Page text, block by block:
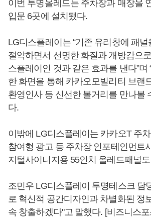
이번 투명올레드는 주차장과 매장을
입문 6곳에 설치됐다.
LG디스플레이는 “기존 유리창에 패
절약하면서 선명한 화질과 개방감으
스플레이인 것과 같은 효과를 낸다”며
한 화면을 통해 카카오모빌리티 브랜
환영인사 등 신선한 볼거리를 만나볼
다.
이밖에 LG디스플레이는 카카오T 주
참여형 광고 등 주차장 인포테인먼트
지털사이니지용 55인치 올레드패널
조민우 LG디스플레이 투명테스크 담
로 혁신적 공간디자인과 차별화된 정
속 창출하겠다"고 말했다. [비즈니스